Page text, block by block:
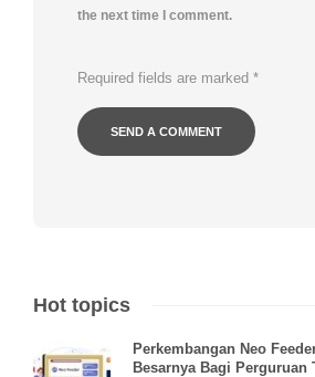
the next time I comment.
Required fields are marked *
Hot topics
Perkembangan Neo
Besarnya Bagi Perguruan